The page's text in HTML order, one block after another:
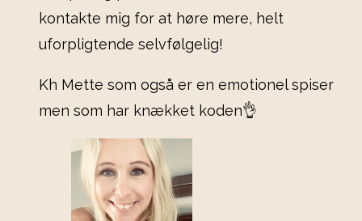
kontakte mig for at høre mere, helt
uforpligtende selvfølgelig!
Kh Mette som også er en emotionel spiser
men som har knækket koden👌